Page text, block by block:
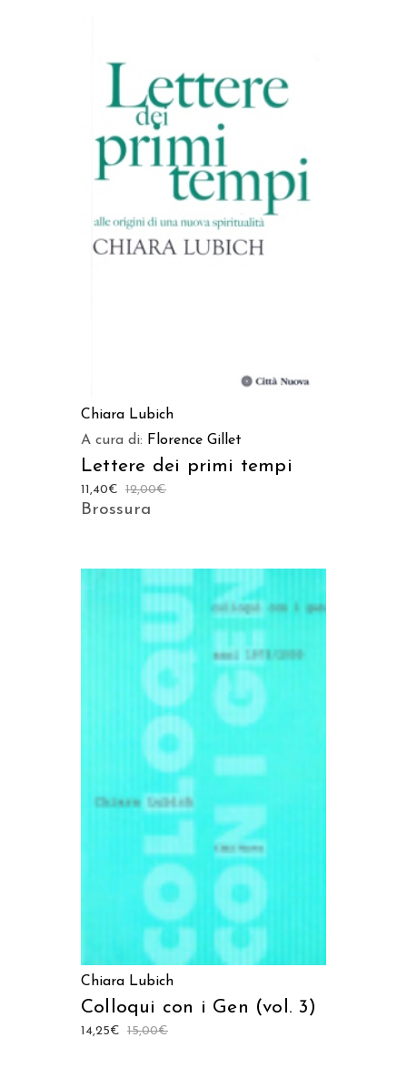
Chiara Lubich
A cura di: Florence Gillet
Lettere dei primi tempi
12,00€
11,40€
Brossura
AGGIUNGI AL CARRELLO
Chiara Lubich
Colloqui con i Gen (vol. 3)
15,00€
14,25€